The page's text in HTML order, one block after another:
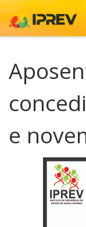
Skip to content
e